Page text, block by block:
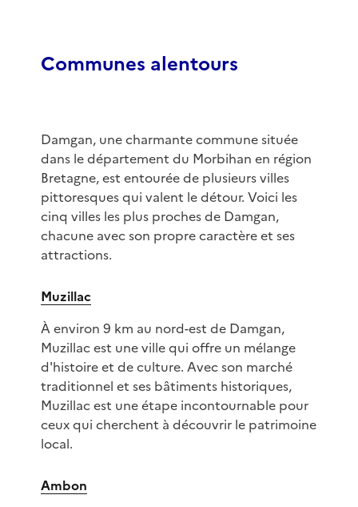
Communes alentours
Damgan, une charmante commune située
dans le département du Morbihan en région
Bretagne, est entourée de plusieurs villes
pittoresques qui valent le détour. Voici les
cinq villes les plus proches de Damgan,
chacune avec son propre caractère et ses
attractions.
Muzillac
À environ 9 km au nord-est de Damgan,
Muzillac est une ville qui offre un mélange
d'histoire et de culture. Avec son marché
traditionnel et ses bâtiments historiques,
Muzillac est une étape incontournable pour
ceux qui cherchent à découvrir le patrimoine
local.
Ambon